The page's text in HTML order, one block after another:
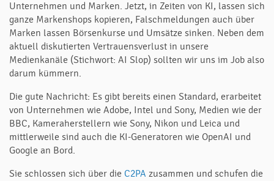
Unternehmen und Marken. Jetzt, in Zeiten von KI, lassen sich
ganze Markenshops kopieren, Falschmeldungen auch über
Marken lassen Börsenkurse und Umsätze sinken. Neben dem
aktuell diskutierten Vertrauensverlust in unsere
Medienkanäle (Stichwort: AI Slop) sollten wir uns im Job also
darum kümmern.
Die gute Nachricht: Es gibt bereits einen Standard, erarbeitet
von Unternehmen wie Adobe, Intel und Sony, Medien wie der
BBC, Kameraherstellern wie Sony, Nikon und Leica und
mittlerweile sind auch die KI-Generatoren wie OpenAI und
Google an Bord.
Sie schlossen sich über die C2PA zusammen und schufen die